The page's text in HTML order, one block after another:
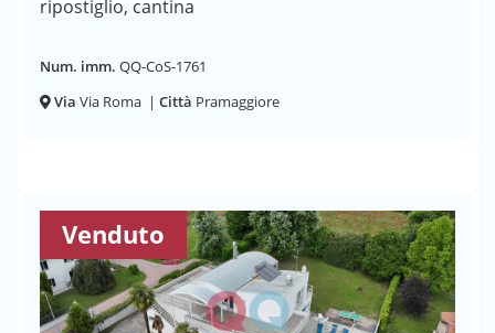
ripostiglio, cantina
Num. imm. QQ-CoS-1761
Via Via Roma | Città Pramaggiore
Venduto